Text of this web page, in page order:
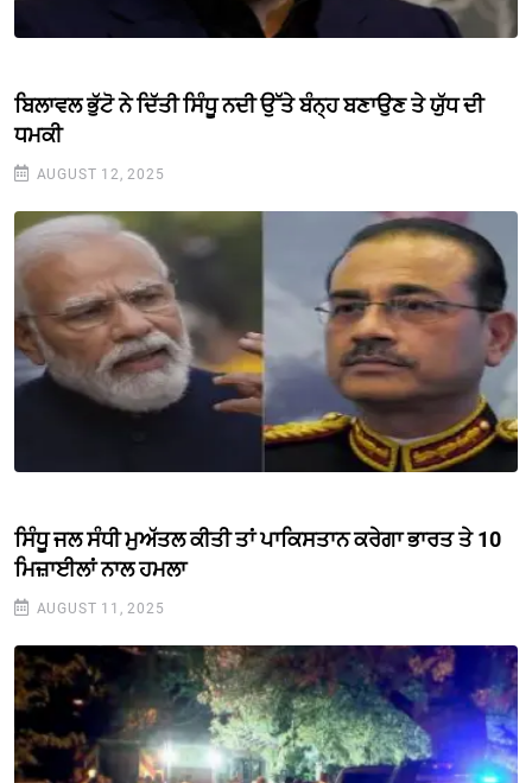
ਬਿਲਾਵਲ ਭੁੱਟੋ ਨੇ ਦਿੱਤੀ ਸਿੰਧੂ ਨਦੀ ਉੱਤੇ ਬੰਨ੍ਹ ਬਣਾਉਣ ਤੇ ਯੁੱਧ ਦੀ
ਧਮਕੀ
AUGUST 12, 2025
ਸਿੰਧੂ ਜਲ ਸੰਧੀ ਮੁਅੱਤਲ ਕੀਤੀ ਤਾਂ ਪਾਕਿਸਤਾਨ ਕਰੇਗਾ ਭਾਰਤ ਤੇ 10
ਮਿਜ਼ਾਈਲਾਂ ਨਾਲ ਹਮਲਾ
AUGUST 11, 2025